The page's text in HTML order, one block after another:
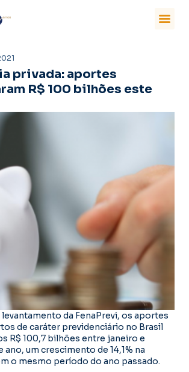
privada: aportes
R$ 100 bilhões este
da FenaPrevi, os aportes
de caráter previdenciário no Brasil
R$ 100,7 bilhões entre janeiro e
um crescimento de 14,1% na
o mesmo período do ano passado.